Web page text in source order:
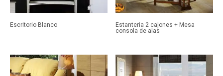
Escritorio Blanco
Estanteria 2 cajones + Mesa
consola de alas